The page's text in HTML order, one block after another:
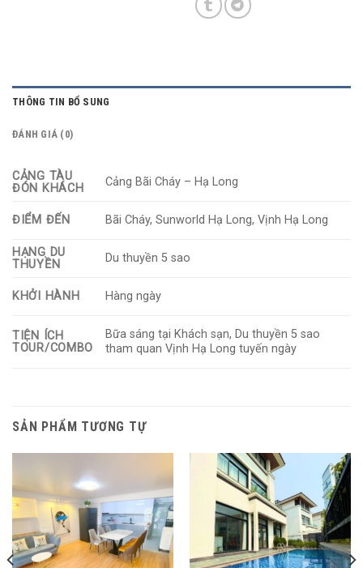
THÔNG TIN BỔ SUNG
ĐÁNH GIÁ (0)
CẢNG TÀU
ĐÓN KHÁCH
Cảng Bãi Cháy – Hạ Long
ĐIỂM ĐẾN Bãi Cháy, Sunworld Hạ Long, Vịnh Hạ Long
HẠNG DU
THUYỀN
Du thuyền 5 sao
KHỞI HÀNH Hàng ngày
TIỆN ÍCH
TOUR/COMBO
Bữa sáng tại Khách sạn, Du thuyền 5 sao
tham quan Vịnh Hạ Long tuyến ngày
SẢN PHẨM TƯƠNG TỰ